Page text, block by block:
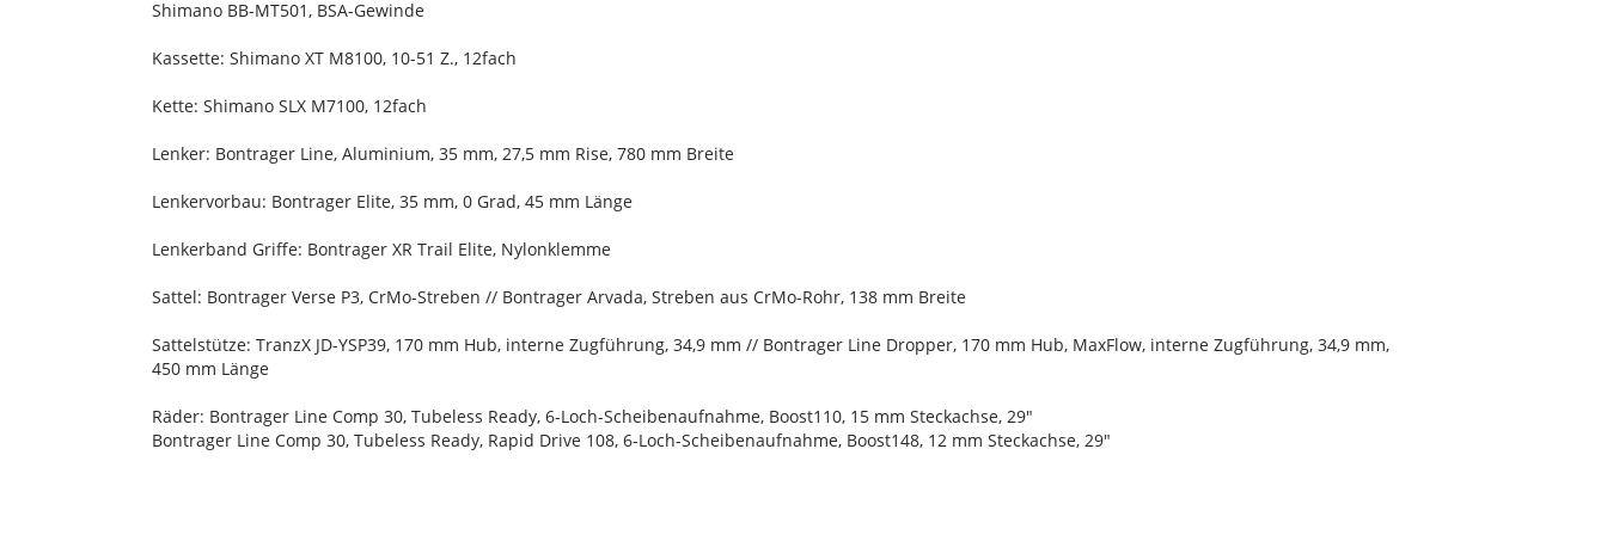
Shimano BB-MT501, BSA-Gewinde
Kassette: Shimano XT M8100, 10-51 Z., 12fach
Kette: Shimano SLX M7100, 12fach
Lenker: Bontrager Line, Aluminium, 35 mm, 27,5 mm Rise, 780 mm Breite
Lenkervorbau: Bontrager Elite, 35 mm, 0 Grad, 45 mm Länge
Lenkerband Griffe: Bontrager XR Trail Elite, Nylonklemme
Sattel: Bontrager Verse P3, CrMo-Streben // Bontrager Arvada, Streben aus CrMo-Rohr, 138 mm Breite
Sattelstütze: TranzX JD-YSP39, 170 mm Hub, interne Zugführung, 34,9 mm // Bontrager Line Dropper, 170 mm Hub, MaxFlow, interne Zugführung, 34,9 mm,
450 mm Länge
Räder: Bontrager Line Comp 30, Tubeless Ready, 6-Loch-Scheibenaufnahme, Boost110, 15 mm Steckachse, 29"
Bontrager Line Comp 30, Tubeless Ready, Rapid Drive 108, 6-Loch-Scheibenaufnahme, Boost148, 12 mm Steckachse, 29"